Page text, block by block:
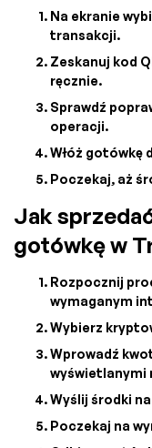
Na ekranie
transakcji.
Zeskanuj kod
ręcznie.
Sprawdź
operacji.
Włóż gotówkę
Poczekaj, aż
Jak
gotówkę w
Rozpocznij
wymaganym
Wybierz
Wprowadź
wyświetlanymi
Wyślij środki
Poczekaj na